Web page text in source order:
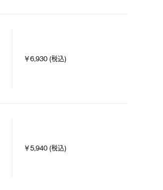
￥6,930 (税込)
￥5,940 (税込)